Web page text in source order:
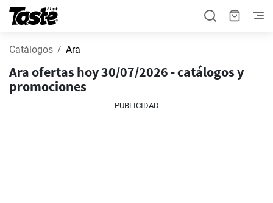
Catálogos Ara
Ara ofertas hoy 30/07/2026 - catálogos y
promociones
PUBLICIDAD